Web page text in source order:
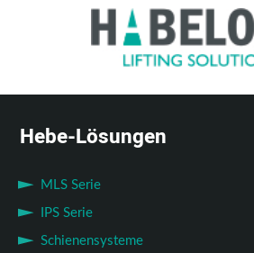
Hebe-Lösungen
MLS Serie
IPS Serie
Schienensysteme